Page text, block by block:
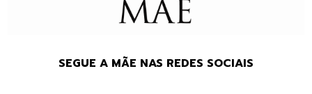
SEGUE A MÃE NAS REDES SOCIAIS